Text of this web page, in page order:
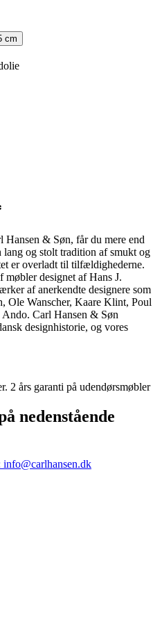
cm
& Søn, får du mere end
og stolt tradition af smukt og
er overladt til tilfældighederne.
møbler designet af Hans J.
af anerkendte designere som
Ole Wanscher, Kaare Klint, Poul
Carl Hansen & Søn
designhistorie, og vores
2 års garanti på udendørsmøbler
nedenstående
info@carlhansen.dk